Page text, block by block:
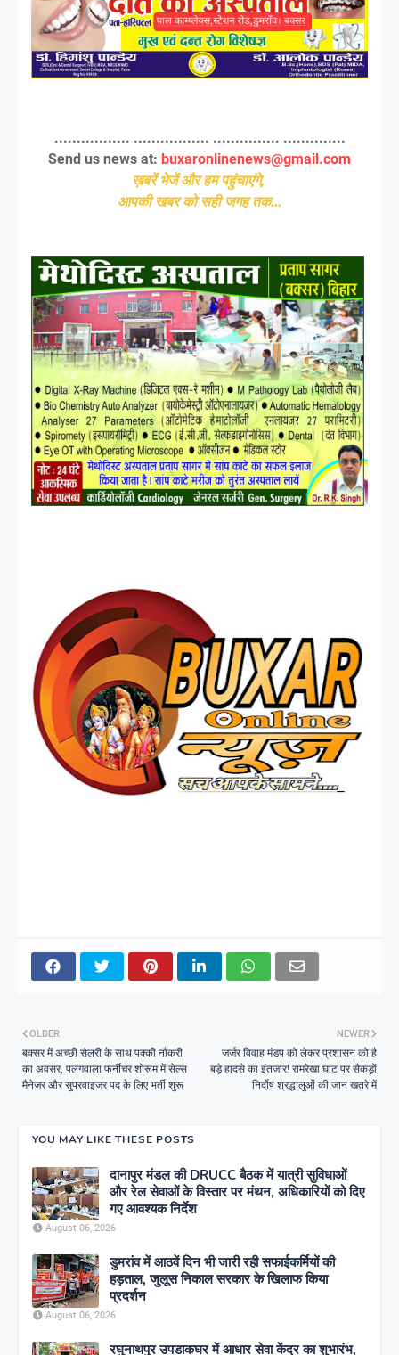
................. ................. ............... ..............
Send us news at: buxaronlinenews@gmail.com
ख़बरें भेजें और हम पहुंचाएंगे,
आपकी खबर को सही जगह तक...
NEWER
जर्जर विवाह मंडप को लेकर प्रशासन को है
बड़े हादसे का इंतजार! रामरेखा घाट पर सैकड़ों
निर्दोष श्रद्धालुओं की जान खतरे में
OLDER
बक्सर में अच्छी सैलरी के साथ पक्की नौकरी
का अवसर, पलंगवाला फर्नीचर शोरूम में सेल्स
मैनेजर और सुपरवाइजर पद के लिए भर्ती शुरू
YOU MAY LIKE THESE POSTS
दानापुर मंडल की DRUCC बैठक में यात्री सुविधाओं
और रेल सेवाओं के विस्तार पर मंथन, अधिकारियों को दिए
गए आवश्यक निर्देश
August 06, 2026
डुमरांव में आठवें दिन भी जारी रही सफाईकर्मियों की
हड़ताल, जुलूस निकाल सरकार के खिलाफ किया
प्रदर्शन
August 06, 2026
रघुनाथपुर उपडाकघर में आधार सेवा केंद्र का शुभारंभ,